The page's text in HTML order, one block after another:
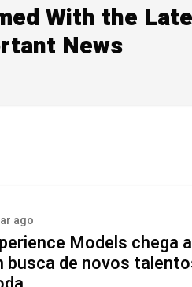
With the
News
ago
Models chega
busca de novos